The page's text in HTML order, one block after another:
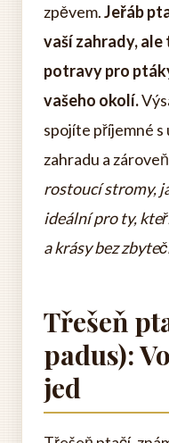
zpěvem.Jeřáb
vaší zahrady,
potravy pro
vašeho okolí.
spojíte příjemné s
zahradu a
rostoucí stromy,
ideální pro ty,
a krásy bez
Třešeň
padus):
jed